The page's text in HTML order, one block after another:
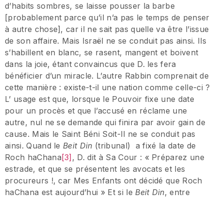
d’habits sombres, se laisse pousser la barbe
[probablement parce qu’il n’a pas le temps de penser
à autre chose], car il ne sait pas quelle va être l’issue
de son affaire. Mais Israël ne se conduit pas ainsi. Ils
s’habillent en blanc, se rasent, mangent et boivent
dans la joie, étant convaincus que D. les fera
bénéficier d’un miracle. L’autre Rabbin comprenait de
cette manière : existe-t-il une nation comme celle-ci ?
L’ usage est que, lorsque le Pouvoir fixe une date
pour un procès et que l’accusé en réclame une
autre, nul ne se demande qui finira par avoir gain de
cause. Mais le Saint Béni Soit-Il ne se conduit pas
ainsi. Quand leBeit Din (tribunal) a fixé la date de
Roch haChana [3] , D. dit à Sa Cour : « Préparez une
estrade, et que se présentent les avocats et les
procureurs !, car Mes Enfants ont décidé que Roch
haChana est aujourd’hui » Et si leBeit Din, entre